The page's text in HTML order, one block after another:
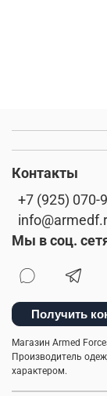
Контакты
+7 (925) 070-
Мы в соц.
Получить
Магазин Armed
Производитель
характером.